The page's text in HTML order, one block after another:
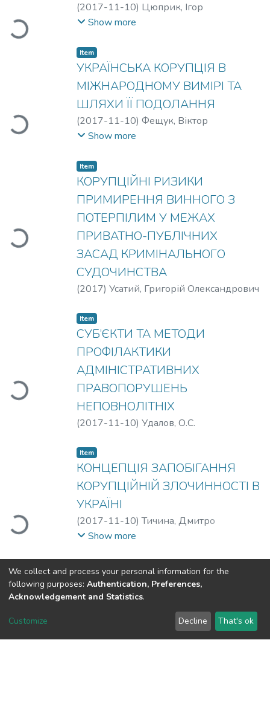
Loading...
(2017-11-10) Цюприк, Ігор
Володимирович
Show more
Loading...
Item
УКРАЇНСЬКА КОРУПЦІЯ В
МІЖНАРОДНОМУ ВИМІРІ ТА
ШЛЯХИ ЇЇ ПОДОЛАННЯ
(2017-11-10) Фещук, Віктор
Вікторович;Петрина, Володимир
Show more
Loading...
Item
КОРУПЦІЙНІ РИЗИКИ
ПРИМИРЕННЯ ВИННОГО З
ПОТЕРПІЛИМ У МЕЖАХ
ПРИВАТНО-ПУБЛІЧНИХ
ЗАСАД КРИМІНАЛЬНОГО
СУДОЧИНСТВА
(2017) Усатий, Григорій Олександрович
Loading...
Item
СУБ’ЄКТИ ТА МЕТОДИ
ПРОФІЛАКТИКИ
АДМІНІСТРАТИВНИХ
ПРАВОПОРУШЕНЬ
НЕПОВНОЛІТНІХ
(2017-11-10) Удалов, О.С.
Loading...
Item
КОНЦЕПЦІЯ ЗАПОБІГАННЯ
КОРУПЦІЙНІЙ ЗЛОЧИННОСТІ В
УКРАЇНІ
(2017-11-10)Тичина, Дмитро
Михайлович
Show more
Loading...
КРИМІНАЛЬНИЙ АНАЛІЗ ЯК
ДІЄВИЙ ЗАСІБ ВИКРИТТЯ
КОРУПЦІЙНИХ СХЕМ
Тихонова, Олена
We collect and process your personal information for the
following purposes: Authentication, Preferences,
Acknowledgement and Statistics.
Customize Decline That's ok